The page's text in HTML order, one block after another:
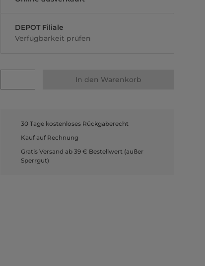
DEPOT Filiale
Verfügbarkeit prüfen
In den Warenkorb
30 Tage kostenloses Rückgaberecht
Kauf auf Rechnung
Gratis Versand ab 39 € Bestellwert (außer
Sperrgut)